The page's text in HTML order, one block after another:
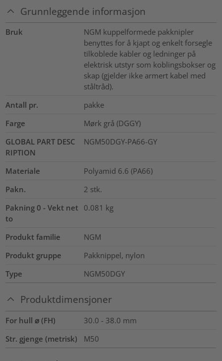
Grunnleggende informasjon
Bruk
NGM kuppelformede pakknipler
benyttes for å kjapt og enkelt forsegle
tilkoblede kabler og ledninger på
elektrisk utstyr som koblingsbokser og
skap (gjelder ikke armert kabel med
ståltråd).
Antall pr.
pakke
Farge
Mørk grå (DGGY)
GLOBAL PART DESC
RIPTION
NGM50DGY-PA66-GY
Materiale
Polyamid 6.6 (PA66)
Pakn.
2 stk.
Pakning 0 - Vekt net
to
0.081 kg
Produkt familie
NGM
Produkt gruppe
Pakknippel, nylon
Type
NGM50DGY
Produktdimensjoner
For hull ⌀ (FH)
30.0 - 38.0 mm
Str. gjenge (metrisk)
M50